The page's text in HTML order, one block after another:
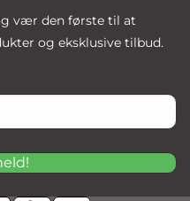
vær den første til at
og eksklusive tilbud.